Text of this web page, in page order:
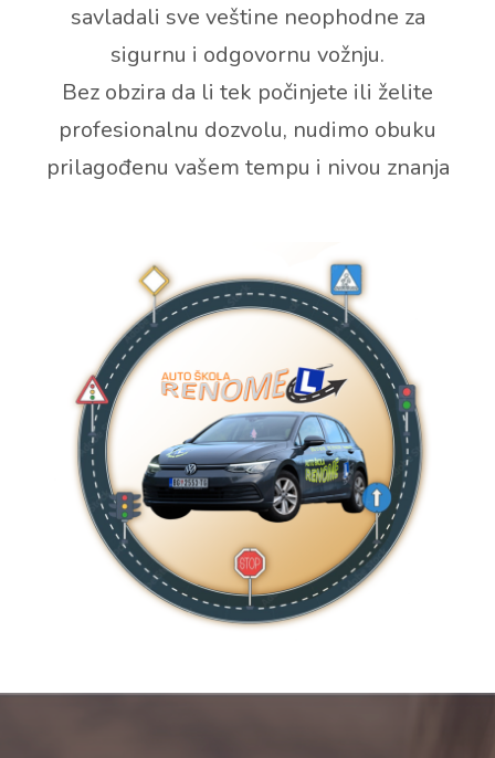
savladali sve veštine neophodne za
sigurnu i odgovornu vožnju.
Bez obzira da li tek počinjete ili želite
profesionalnu dozvolu, nudimo obuku
prilagođenu vašem tempu i nivou znanja